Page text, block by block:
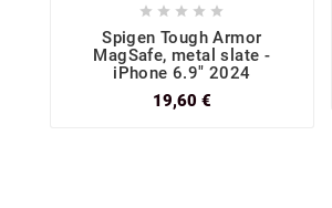
    
Spigen Tough Armor
MagSafe, metal slate -
iPhone 6.9" 2024
19,60 €